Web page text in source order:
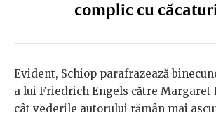
complic cu
Evident, Schiop parafrazează
a lui Friedrich Engels către Margaret
cât vederile autorului rămân mai